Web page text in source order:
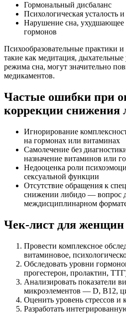
Гормональный дисбаланс
Психологическая усталость
Нарушение сна,
гормонов
Психообразовательные практики и
такие как медитация,
режима сна, могут значительно
медикаментов.
Частые ошибки при
коррекции снижения
Игнорирование
на гормонах или витаминах
Самолечение без
назначение витаминов или
Недооценка роли
сексуальной функции
Отсутствие обращения к
снижении либидо — вопрос
междисциплинарном
Чек-лист для женщин
Провести комплексное
витаминовое,
Обследовать уровни
прогестерон, пролактин,
Анализировать показатели
микроэлементов — D, B12,
Оценить уровень стрессов и
Разработать